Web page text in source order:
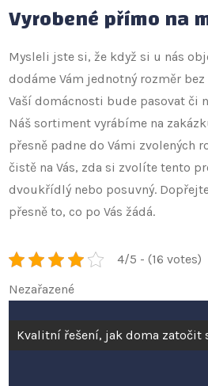
Vyrobené přímo na
Mysleli jste si, že když si u nás
dodáme Vám jednotný rozměr
Vaší domácnosti bude pasovat či
Náš sortiment vyrábíme na
přesně padne do Vámi zvolených
čistě na Vás, zda si zvolíte tento
dvoukřídlý nebo posuvný.
přesně to, co po Vás žádá.
4/5 - (16 votes)
Nezařazené
Navigace
Kvalitní řešení, jak doma zatočit